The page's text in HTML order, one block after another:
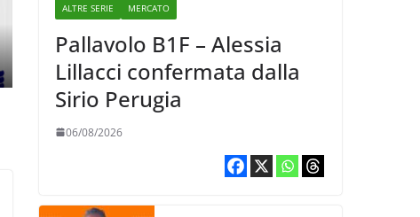
ALTRE SERIE MERCATO
Pallavolo B1F – Alessia
Lillacci confermata dalla
Sirio Perugia
06/08/2026